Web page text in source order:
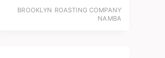
BROOKLYN ROASTING COMPANY
NAMBA